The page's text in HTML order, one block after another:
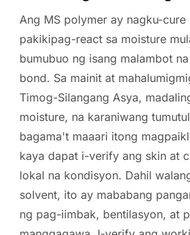
Ang MS polymer ay nagku-cure
pakikipag-react sa moisture
bumubuo ng isang malambot
bond. Sa mainit at
Timog-Silangang Asya,
moisture, na karaniwang
bagama't maaari itong
kaya dapat i-verify ang skin at
lokal na kondisyon. Dahil
solvent, ito ay mababang
ng pag-iimbak, bentilasyon, at